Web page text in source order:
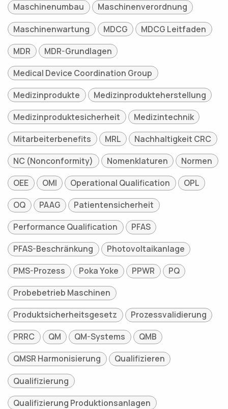
Maschinenumbau
Maschinenverordnung
Maschinenwartung
MDCG
MDCG Leitfaden
MDR
MDR-Grundlagen
Medical Device Coordination Group
Medizinprodukte
Medizinprodukteherstellung
Medizinproduktesicherheit
Medizintechnik
Mitarbeiterbenefits
MRL
Nachhaltigkeit CRC
NC (Nonconformity)
Nomenklaturen
Normen
OEE
OMI Operational Qualification
OPL
OQ
PAAG
Patientensicherheit
Performance Qualification
PFAS
PFAS-Beschränkung
Photovoltaikanlage
PMS-Prozess
Poka Yoke PPWR
PQ
Probebetrieb Maschinen
Produktsicherheitsgesetz
Prozessvalidierung
PRRC
QM QM-Systems
QMB
QMSR Harmonisierung
Qualifizieren
Qualifizierung
Qualifizierung Produktionsanlagen